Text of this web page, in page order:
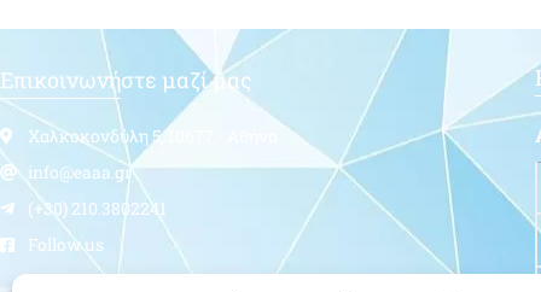
Επικοινωνήστε μαζί μας
Χαλκοκονδύλη 5, 10677 - Αθήνα
info@eaaa.gr
(+30) 210.3802241
Follow us